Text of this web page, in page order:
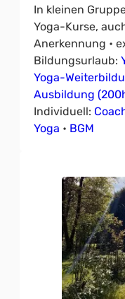
In kleinen
Yoga-Kurse,
Anerkennung •
Bildungsurlaub:
Yoga-
Ausbildung
Individuell:
Yoga • BGM